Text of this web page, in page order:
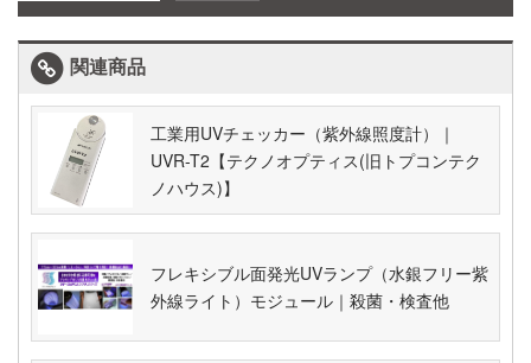
関連商品
工業用UVチェッカー（紫外線照度計）｜
UVR-T2【テクノオプティス(旧トプコンテク
ノハウス)】
フレキシブル面発光UVランプ（水銀フリー紫
外線ライト）モジュール｜殺菌・検査他